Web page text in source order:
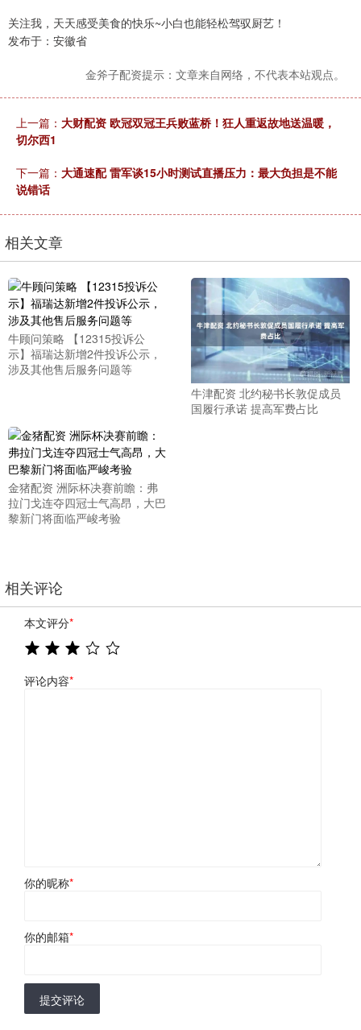
关注我，天天感受美食的快乐~小白也能轻松驾驭厨艺！
发布于：安徽省
金斧子配资提示：文章来自网络，不代表本站观点。
上一篇： 大财配资 欧冠双冠王兵败蓝桥！狂人重返故地送温暖，
切尔西1
下一篇： 大通速配 雷军谈15小时测试直播压力：最大负担是不能
说错话
相关文章
牛顾问策略 【12315投诉公
示】福瑞达新增2件投诉公示，
涉及其他售后服务问题等
牛津配资 北约秘书长敦促成员
国履行承诺 提高军费占比
金猪配资 洲际杯决赛前瞻：弗
拉门戈连夺四冠士气高昂，大巴
黎新门将面临严峻考验
相关评论
本文评分*
评论内容*
你的昵称*
你的邮箱*
提交评论